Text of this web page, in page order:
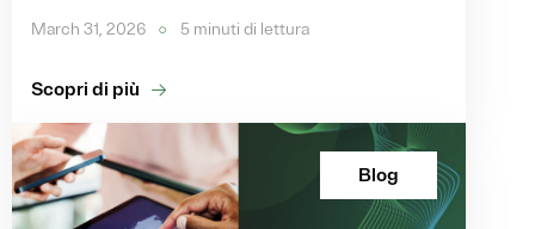
March 31, 2026 5 minuti di lettura
Scopri di più
Blog